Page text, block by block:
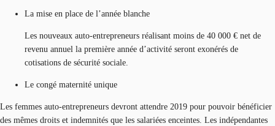
La mise en place de l’année blanche
Les nouveaux auto-entrepreneurs réalisant moins de 40 000 € net de
revenu annuel la première année d’activité seront exonérés de
cotisations de sécurité sociale.
Le congé maternité unique
Les femmes auto-entrepreneurs devront attendre 2019 pour pouvoir bénéficier
des mêmes droits et indemnités que les salariées enceintes. Les indépendantes